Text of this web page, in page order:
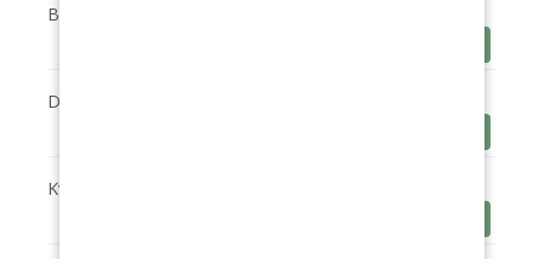
Březen
Duben
Květen